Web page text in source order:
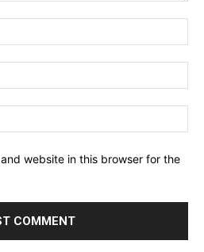
website in this browser for the